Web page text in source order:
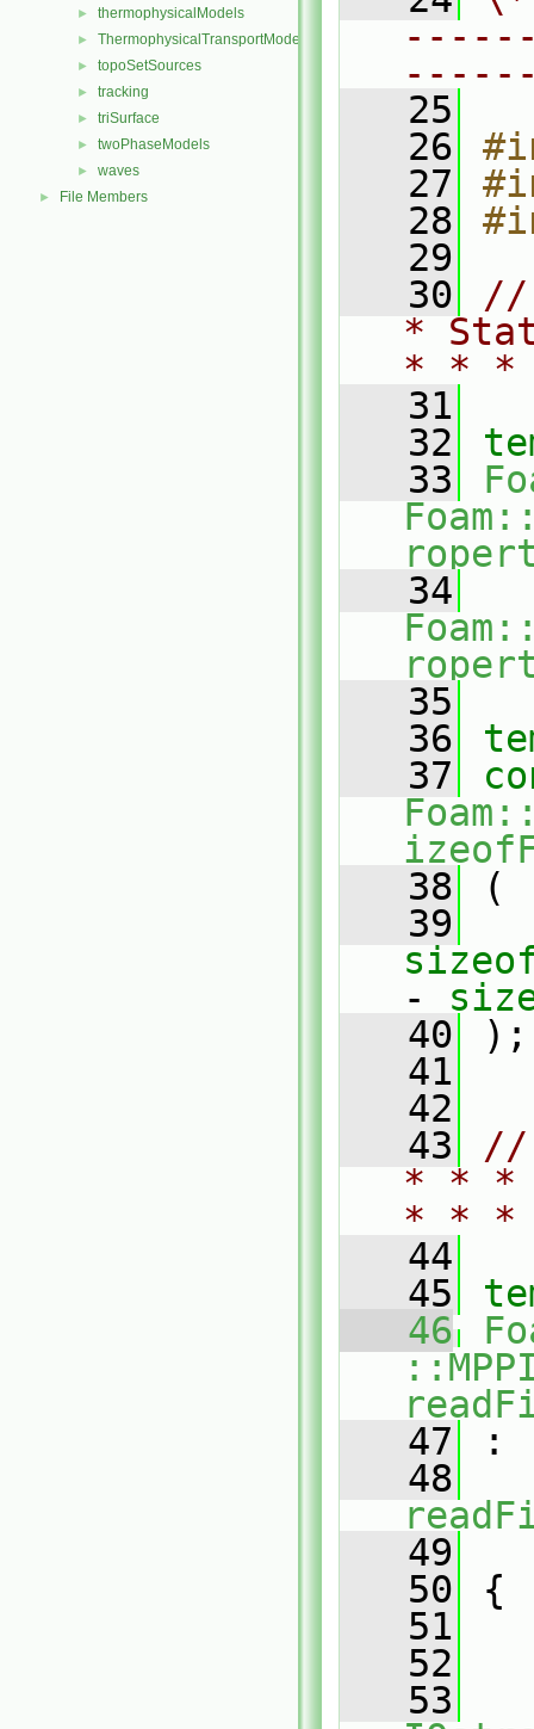
► thermophysicalModels
► ThermophysicalTransportModels
► topoSetSources
► tracking
► triSurface
► twoPhaseModels
► waves
► File Members
   25
   26
   27
   28
   29
   30
//
*
* *
   31
   32
   33
   34
   35
   36
   37
   38
(
   39
-
   40
);
   41
   42
   43
//
* * *
* *
   44
   45
   46
   47
:
   48
   49
   50
{
   51
   52
   53